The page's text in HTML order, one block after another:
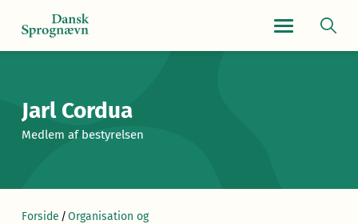
Jarl Cordua
Medlem af bestyrelsen
Forside /Organisation og